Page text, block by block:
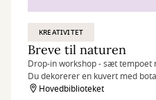
KREATIVITET
Breve til naturen
Drop-in workshop - sæt tempoet
Du dekorerer en kuvert med
inspireret af naturen 🌱
Hovedbiblioteket